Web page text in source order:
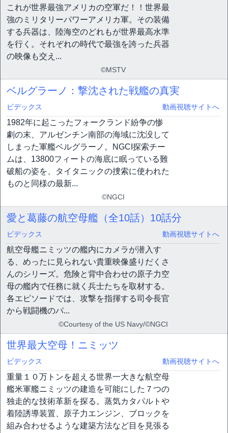
これが世界最強アメリカの空軍だ！！世界最
強のミリタリーパワーアメリカ軍。その装備
する兵器は、陸海空のどれもが世界最高水準
を行く。それぞれの時代で最強を誇った兵器
の映像も交え...
©MSTV
ベルグラーノ：撃沈された戦艦の真実
ビデックス 動画視聴サイトへ
1982年に起こったフォークランド紛争の惨
劇の末、アルゼンチン南部の海域に沈没して
しまった軍艦ベルグラーノ。NGCI探索チー
ムは、13800フィートの海底に眠っている難
破船の姿を、タイタニックの捜索に使われた
ものと同様の最新...
©NGCI
愛と葛藤の航空母艦（全10話） 10話分
ビデックス 動画視聴サイトへ
航空母艦ニミッツの艦内にカメラが潜入す
る、めったに見られない貴重映像盛りだくさ
んのシリーズ。危険と背中合わせの原子力空
母の艦内で任務に就く兵士たちを取材する。
各エピソードでは、攻撃を指揮する司令長官
から戦闘機のパ...
©Courtesy of the US Navy/©NGCI
世界最大空母！ニミッツ
ビデックス 動画視聴サイトへ
重量１０万トンを超える世界一大きな航空母
艦米軍艦ニミッツの建造を可能にした７つの
独走的な技術革新を探る。蒸気カタパルトや
着陸誘導装置、原子力エンジン、ブロックを
組み合わせるような建築方法など目を見張る